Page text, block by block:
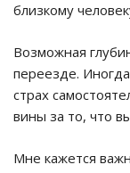
близкому
Возможная
переезде.
страх
вины за то, что
Мне кажется